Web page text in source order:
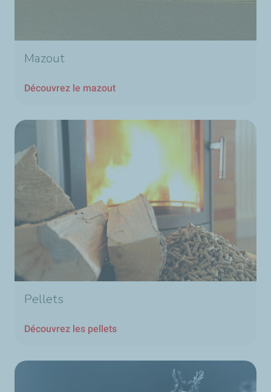
Mazout
Découvrez le mazout
Pellets
Découvrez les pellets